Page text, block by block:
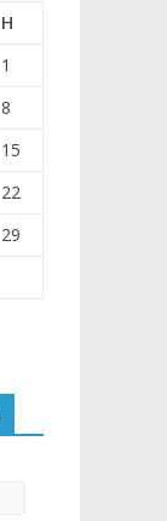
Н
1
8
15
22
29